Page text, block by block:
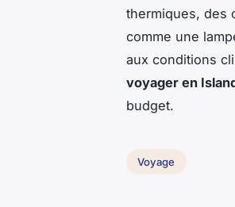
thermiques, des
comme une
aux conditions
voyager en
budget.
Voyage